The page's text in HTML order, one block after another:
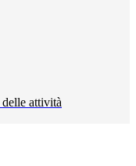
attività